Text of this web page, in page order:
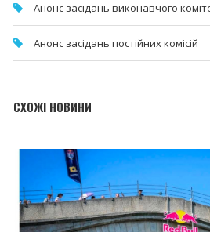
Анонс засідань виконавчого
Анонс засідань постійних комісій
СХОЖІ НОВИНИ